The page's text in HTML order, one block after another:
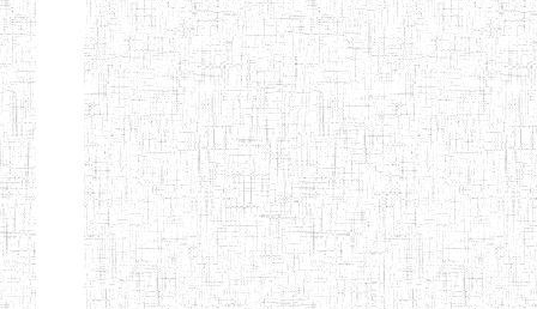
ENIET DE
MAROUA
13/08/2013 ENIET
ENBIEG DE
MAROUA
01/01/1965 ENIEG
ENIEG DE
KOUSSERI
01/09/1997 ENIEG